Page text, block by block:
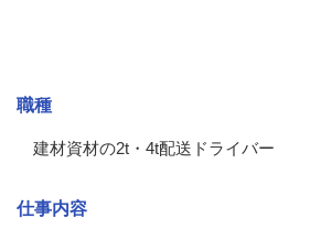
職種
建材資材の2t・4t配送ドライバー
仕事内容